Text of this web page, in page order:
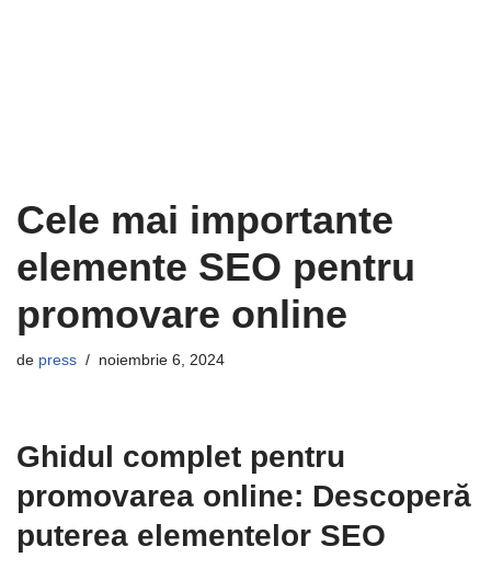
Cele mai importante
elemente SEO pentru
promovare online
de press noiembrie 6, 2024
Ghidul complet pentru
promovarea online: Descoperă
puterea elementelor SEO